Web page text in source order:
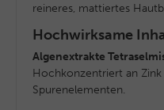
reineres, mattiertes
Hochwirksame
Algenextrakte
Hochkonzentriert an
Spurenelementen.